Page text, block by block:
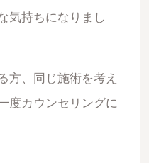
気持ちになりまし
方、同じ施術を考え
度カウンセリングに